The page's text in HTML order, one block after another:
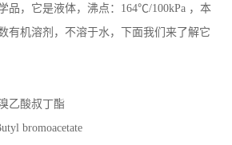
品，它是液体，沸点：164℃/100kPa ，本
有机溶剂，不溶于水，下面我们来了解它
乙酸叔丁酯
bromoacetate